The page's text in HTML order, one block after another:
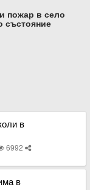
пожар в село
състояние
в
6992
в